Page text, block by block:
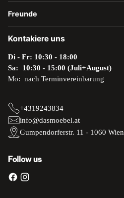
Freunde
Kontakiere uns
Di - Fr: 10:30 - 18:00
Sa: 10:30 - 15:00 (Juli+August)
Mo: nach Terminvereinbarung
+4319243834
info@dasmoebel.at
Gumpendorferstr. 11 - 1060 Wien
Follow us